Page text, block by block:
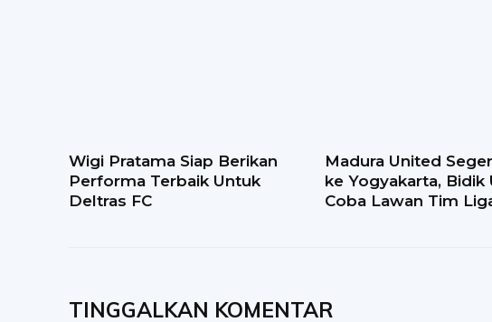
Wigi Pratama Siap Berikan
Performa Terbaik Untuk
Deltras FC
Madura United
ke Yogyakarta, Bidik
Coba Lawan Tim
TINGGALKAN KOMENTAR